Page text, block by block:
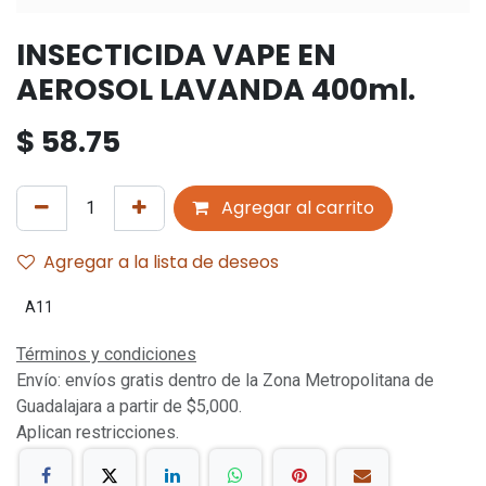
INSECTICIDA VAPE EN
AEROSOL LAVANDA 400ml.
$ 58.75
Agregar al carrito
Agregar a la lista de deseos
A11
Términos y condiciones
Envío: envíos gratis dentro de la Zona Metropolitana de
Guadalajara a partir de $5,000.
Aplican restricciones.